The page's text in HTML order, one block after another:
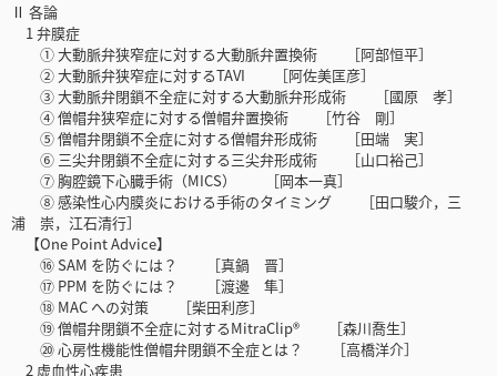
Ⅱ 各論
1 弁膜症
① 大動脈弁狭窄症に対する大動脈弁置換術 ［阿部恒平］
② 大動脈弁狭窄症に対するTAVI ［阿佐美匡彦］
③ 大動脈弁閉鎖不全症に対する大動脈弁形成術 ［國原 孝］
④ 僧帽弁狭窄症に対する僧帽弁置換術 ［竹谷 剛］
⑤ 僧帽弁閉鎖不全症に対する僧帽弁形成術 ［田端 実］
⑥ 三尖弁閉鎖不全症に対する三尖弁形成術 ［山口裕己］
⑦ 胸腔鏡下心臓手術（MICS） ［岡本一真］
⑧ 感染性心内膜炎における手術のタイミング ［田口駿介，三
浦 崇，江石清行］
【One Point Advice】
⑯ SAM を防ぐには？ ［真鍋 晋］
⑰ PPM を防ぐには？ ［渡邊 隼］
⑱ MAC への対策 ［柴田利彦］
⑲ 僧帽弁閉鎖不全症に対するMitraClip® ［森川喬生］
⑳ 心房性機能性僧帽弁閉鎖不全症とは？ ［高橋洋介］
2 虚血性心疾患